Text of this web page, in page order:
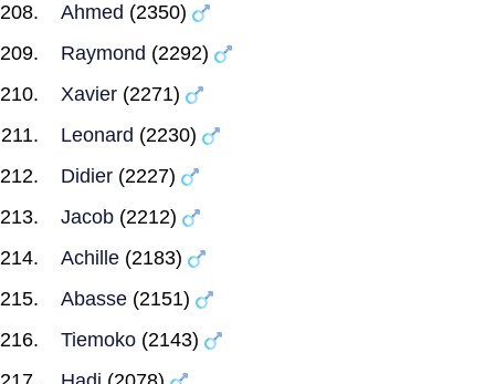
Ahmed (2350)
Raymond (2292)
Xavier (2271)
Leonard (2230)
Didier (2227)
Jacob (2212)
Achille (2183)
Abasse (2151)
Tiemoko (2143)